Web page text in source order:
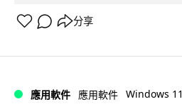
分享
應用軟件 應用軟件 Windows 11